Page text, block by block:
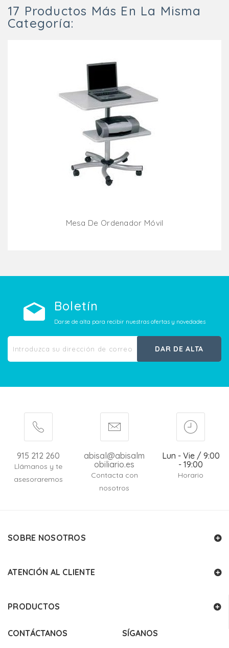
17 Productos Más En La Misma
Categoría:
Mesa De Ordenador Móvil
Boletín
Darse de alta para recibir nuestras ofertas y novedades
DAR DE ALTA
915 212 260
Llámanos y te
asesoraremos
abisal@abisalm
obiliario.es
Contacta con
nosotros
Lun - Vie / 9:00
- 19:00
Horario
SOBRE NOSOTROS
ATENCIÓN AL CLIENTE
PRODUCTOS
CONTÁCTANOS SÍGANOS